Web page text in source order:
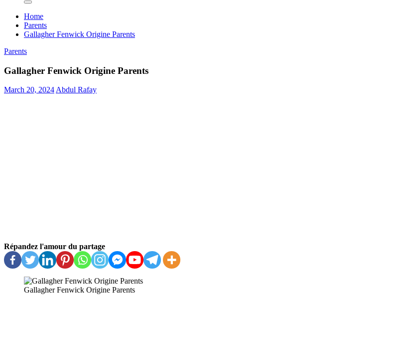
Home
Parents
Gallagher Fenwick Origine Parents
Parents
Gallagher Fenwick Origine Parents
March 20, 2024Abdul Rafay
Répandez l'amour du partage
Gallagher Fenwick Origine Parents